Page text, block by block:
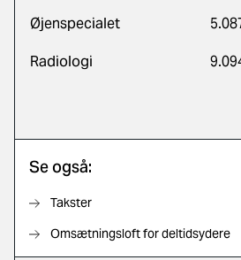
Øjenspecialet
Radiologi
Se også:
Takster
Omsætningsloft for deltidsydere